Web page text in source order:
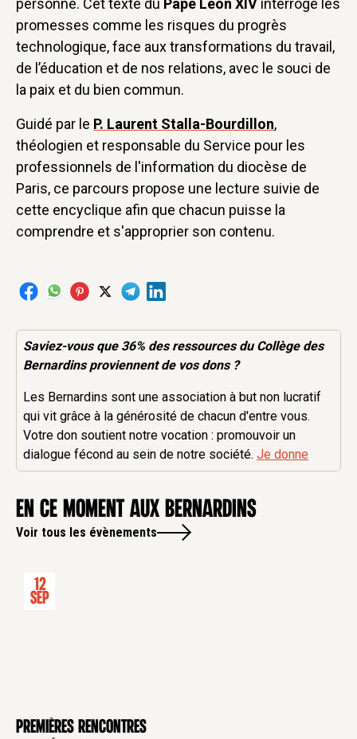
personne. Cet texte du Pape Léon XIV interroge les
promesses comme les risques du progrès
technologique, face aux transformations du travail,
de l’éducation et de nos relations, avec le souci de
la paix et du bien commun.
Guidé par le P. Laurent Stalla-Bourdillon,
théologien et responsable du Service pour les
professionnels de l'information du diocèse de
Paris, ce parcours propose une lecture suivie de
cette encyclique afin que chacun puisse la
comprendre et s'approprier son contenu.
Saviez-vous que 36% desressourcesdu Collège des
Bernardins proviennent de vos dons ?
Les Bernardins sont une association à but non lucratif
qui vit grâce à la générosité de chacun d'entre vous.
Votre don soutient notre vocation : promouvoir un
dialogue fécond au sein de notre société.Je donne
en ce moment aux Bernardins
Voir tous les évènements
12
Sep
Premières rencontres